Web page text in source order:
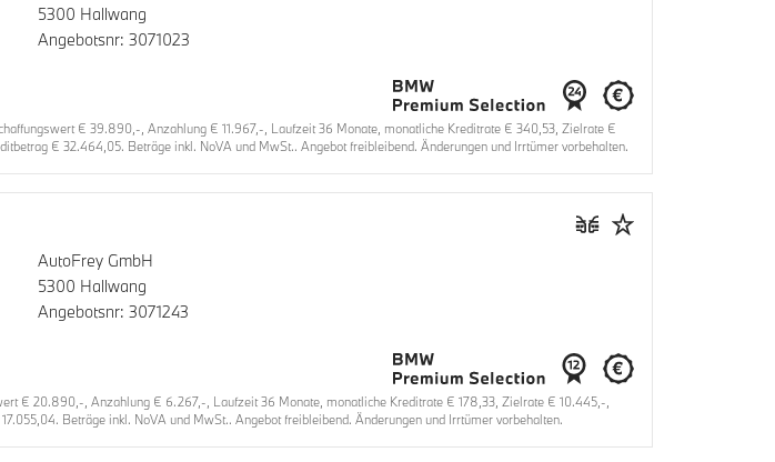
5300 Hallwang
Angebotsnr: 3071023
€ 39.890,-, Anzahlung € 11.967,-, Laufzeit 36 Monate, monatliche Kreditrate € 340,53, Zielrate €
€ 32.464,05. Beträge inkl. NoVA und MwSt.. Angebot freibleibend. Änderungen und Irrtümer vorbehalten.
AutoFrey GmbH
5300 Hallwang
Angebotsnr: 3071243
€ 20.890,-, Anzahlung € 6.267,-, Laufzeit 36 Monate, monatliche Kreditrate € 178,33, Zielrate € 10.445,-,
Beträge inkl. NoVA und MwSt.. Angebot freibleibend. Änderungen und Irrtümer vorbehalten.